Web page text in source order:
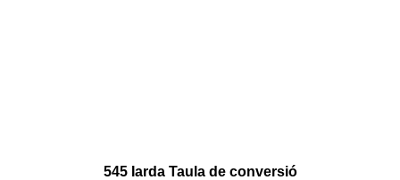
545 Iarda Taula de conversió